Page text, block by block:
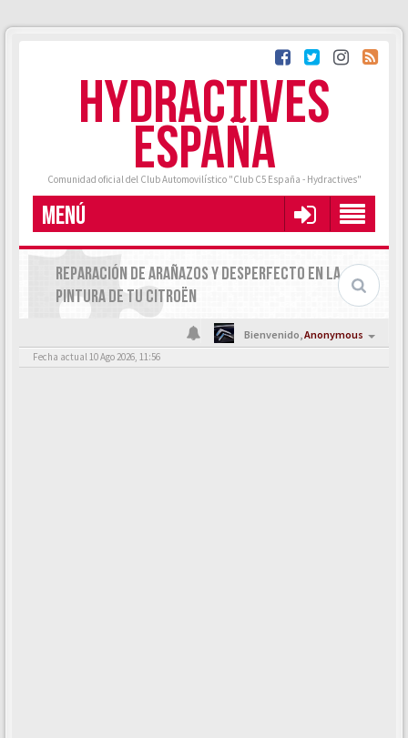
HYDRACTIVES
ESPAÑA
Comunidad oficial del Club Automovilístico "Club C5 España - Hydractives"
MENÚ
REPARACIÓN DE ARAÑAZOS Y DESPERFECTO EN LA
PINTURA DE TU CITROËN
Bienvenido,Anonymous
Fecha actual 10 Ago 2026, 11:56